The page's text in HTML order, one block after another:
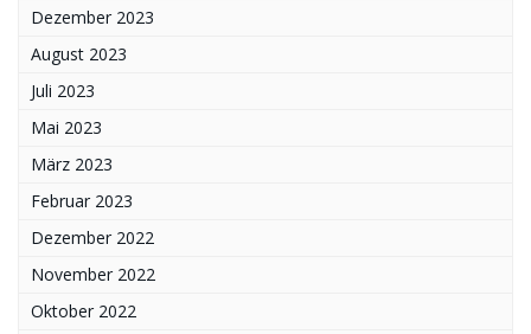
Dezember 2023
August 2023
Juli 2023
Mai 2023
März 2023
Februar 2023
Dezember 2022
November 2022
Oktober 2022